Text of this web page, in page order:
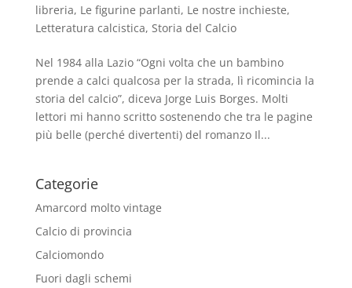
libreria, Le figurine parlanti, Le nostre inchieste,
Letteratura calcistica, Storia del Calcio
Nel 1984 alla Lazio “Ogni volta che un bambino
prende a calci qualcosa per la strada, lì ricomincia la
storia del calcio”, diceva Jorge Luis Borges. Molti
lettori mi hanno scritto sostenendo che tra le pagine
più belle (perché divertenti) del romanzo Il...
Categorie
Amarcord molto vintage
Calcio di provincia
Calciomondo
Fuori dagli schemi